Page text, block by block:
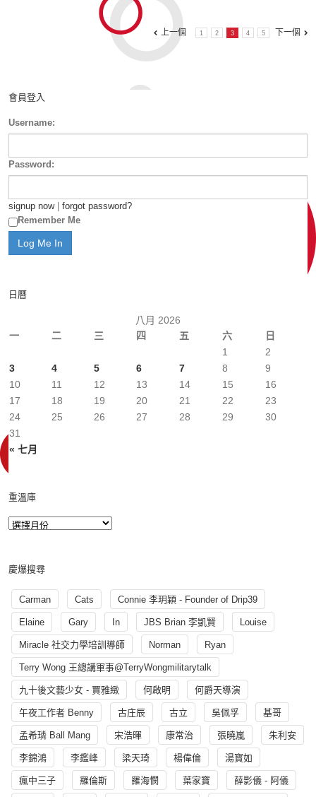
上一個 1 2 3 4 5 下一個
會員登入
Username:
Password:
signup now| forgot password?
Remember Me
日曆
八月 2026
一
二 三 四 五 六 日
« 七月
1
2
3
4 5 6 7 8
9
10
11 12 13 14 15
16
17
18 19 20 21 22
23
24
25 26 27 28 29
30
31
重溫庫
慶爆搜尋
Carman Cats Connie 李玥穎 - Founder of Drip39
Elaine Gary In JBS Brian 李凱賢 Louise
Miracle 社交力學培訓導師 Norman Ryan
Terry Wong 王總講軍事@TerryWongmilitarytalk
九十後文藝少女 - 賈雅緻 何啟明 何爵天導演
午夜工作者 Benny 古庄辰 古立 吳佩孚 基哥
孟希璘 Ball Mang 宋浩暉 康常治 張曉嵐 朱利安
李錦鴻 李鑑峰 梁天琦 楊偉倫 湯寳如
瘋中三子 羅倫斯 羅海憫 葉家寶 薛影儀 - 阿儀